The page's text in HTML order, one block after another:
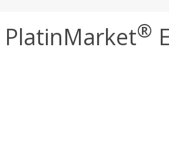
PlatinMarket®